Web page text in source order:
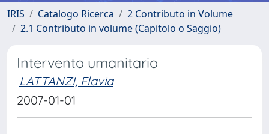
IRIS Catalogo Ricerca
2 Contributo in Volume
2.1 Contributo in volume (Capitolo o Saggio)
Intervento umanitario
LATTANZI, Flavia
2007-01-01